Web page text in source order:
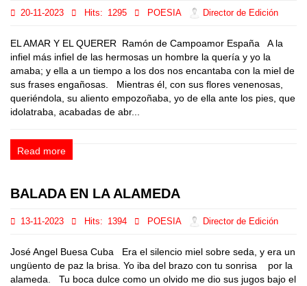
20-11-2023 Hits: 1295 POESIA Director de Edición
EL AMAR Y EL QUERER Ramón de Campoamor España A la
infiel más infiel de las hermosas un hombre la quería y yo la
amaba; y ella a un tiempo a los dos nos encantaba con la miel de
sus frases engañosas. Mientras él, con sus flores venenosas,
queriéndola, su aliento empozoñaba, yo de ella ante los pies, que
idolatraba, acabadas de abr...
Read more
BALADA EN LA ALAMEDA
13-11-2023 Hits: 1394 POESIA Director de Edición
José Angel Buesa Cuba Era el silencio miel sobre seda, y era un
ungüento de paz la brisa. Yo iba del brazo con tu sonrisa por la
alameda. Tu boca dulce como un olvido me dio sus jugos bajo el